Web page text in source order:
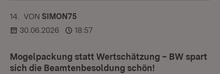
14. KOMMENTAR
VON :SIMON75
30.06.2026
18:57
Mogelpackung statt Wertschätzung – BW spart
sich die Beamtenbesoldung schön!